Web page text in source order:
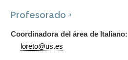
Profesorado
Coordinadora del área de Italiano:
loreto@us.es